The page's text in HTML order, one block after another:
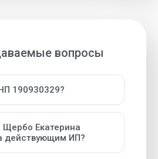
вопросы
190930329?
Щербо Екатерина
действующим ИП?